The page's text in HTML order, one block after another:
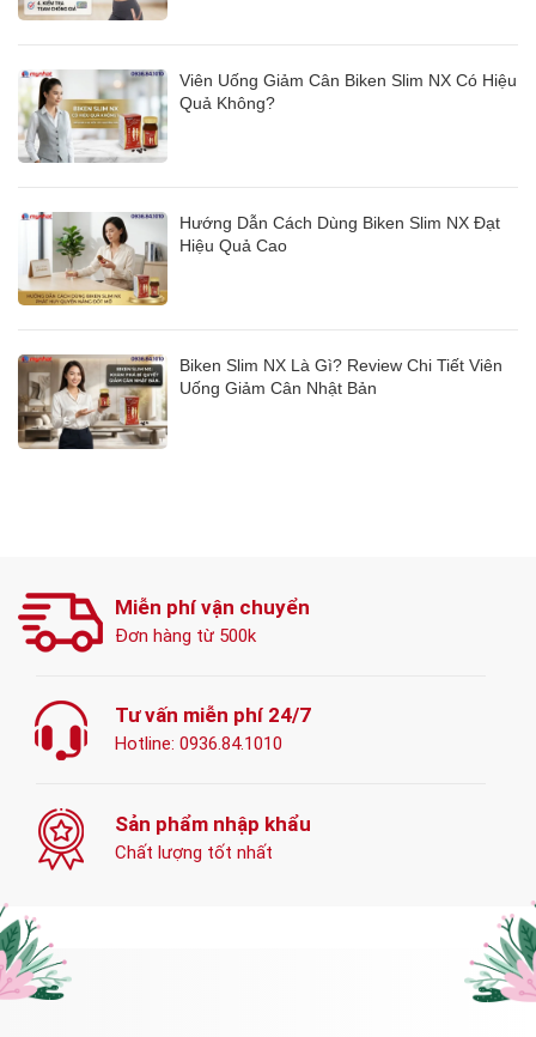
Viên Uống Giảm Cân Biken Slim NX Có Hiệu
Quả Không?
Hướng Dẫn Cách Dùng Biken Slim NX Đạt
Hiệu Quả Cao
Biken Slim NX Là Gì? Review Chi Tiết Viên
Uống Giảm Cân Nhật Bản
Miễn phí vận chuyển
Đơn hàng từ 500k
Tư vấn miễn phí 24/7
Hotline: 0936.84.1010
Sản phẩm nhập khẩu
Chất lượng tốt nhất